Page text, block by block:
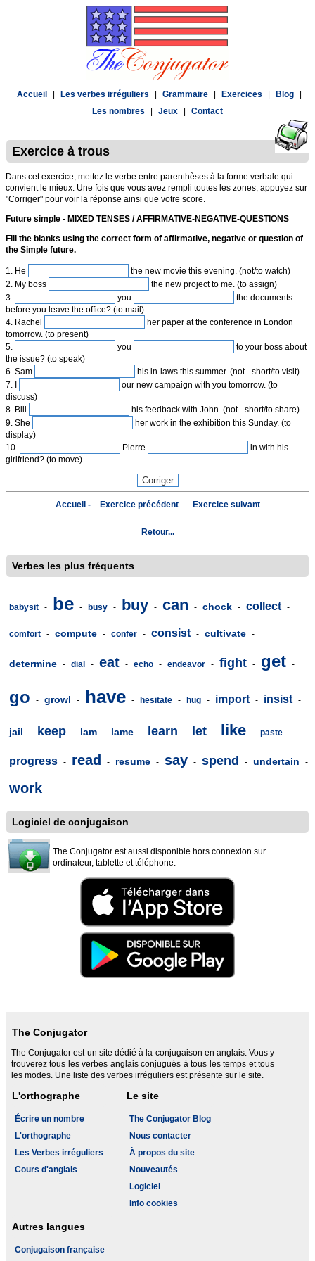
Accueil Les verbes irréguliers Grammaire Exercices Blog
Les nombres
Jeux Contact
Exercice à trous
Dans cet exercice, mettez le verbe entre parenthèses à la forme verbale qui
convient le mieux. Une fois que vous avez rempli toutes les zones, appuyez sur
"Corriger" pour voir la réponse ainsi que votre score.
Future simple - MIXED TENSES / AFFIRMATIVE-NEGATIVE-QUESTIONS
Fill the blanks using the correct form of affirmative, negative or question of
the Simple future.
1. He
the new movie this evening. (not/to watch)
2. My boss
the new project to me. (to assign)
3.
you
the documents
before you leave the office? (to mail)
4. Rachel
her paper at the conference in London
tomorrow. (to present)
5.
you
to your boss about
the issue? (to speak)
6. Sam
his in-laws this summer. (not - short/to visit)
7. I
our new campaign with you tomorrow. (to
discuss)
8. Bill
his feedback with John. (not - short/to share)
9. She
her work in the exhibition this Sunday. (to
display)
10.
Pierre
in with his
girlfriend? (to move)
Accueil - Exercice précédent - Exercice suivant
Retour...
Verbes les plus fréquents
babysit - be - busy - buy - can - chock - collect -
comfort - compute - confer - consist - cultivate -
determine - dial - eat - echo - endeavor - fight - get -
go - growl - have - hesitate - hug - import - insist -
jail - keep - lam - lame - learn - let - like - paste -
progress - read - resume - say - spend - undertain -
work
Logiciel de conjugaison
The Conjugator est aussi disponible hors connexion sur
ordinateur, tablette et téléphone.
The Conjugator
The Conjugator est un site dédié à la conjugaison en anglais. Vous y
trouverez tous les verbes anglais conjugués à tous les temps et tous
les modes. Une liste des verbes irréguliers est présente sur le site.
L'orthographe
Écrire un nombre
L'orthographe
Les Verbes irréguliers
Cours d'anglais
Le site
The Conjugator Blog
Nous contacter
À propos du site
Nouveautés
Logiciel
Info cookies
Autres langues
Conjugaison française